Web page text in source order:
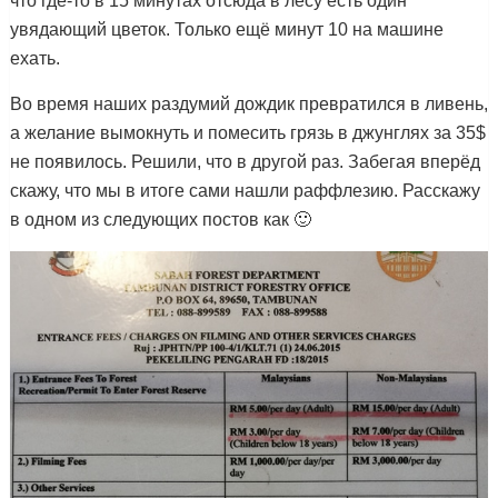
увядающий цветок. Только ещё минут 10 на машине
ехать.
Во время наших раздумий дождик превратился в ливень,
а желание вымокнуть и помесить грязь в джунглях за 35$
не появилось. Решили, что в другой раз. Забегая вперёд
скажу, что мы в итоге сами нашли раффлезию. Расскажу
в одном из следующих постов как 🙂